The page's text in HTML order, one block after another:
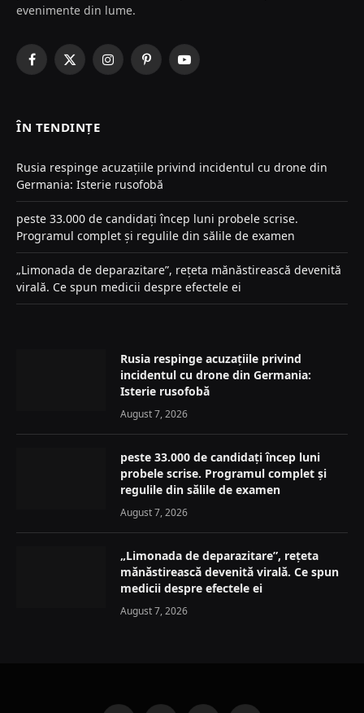
evenimente din lume.
Facebook
X
InstagramPinterestYouTube
ÎN TENDINȚE
Rusia respinge acuzațiile privind incidentul cu drone din
Germania: Isterie rusofobă
peste 33.000 de candidați încep luni probele scrise.
Programul complet și regulile din sălile de examen
„Limonada de deparazitare”, rețeta mănăstirească devenită
virală. Ce spun medicii despre efectele ei
Rusia respinge acuzațiile privind
incidentul cu drone din Germania:
Isterie rusofobă
August 7, 2026
peste 33.000 de candidați încep luni
probele scrise. Programul complet și
regulile din sălile de examen
August 7, 2026
„Limonada de deparazitare”, rețeta
mănăstirească devenită virală. Ce spun
medicii despre efectele ei
August 7, 2026